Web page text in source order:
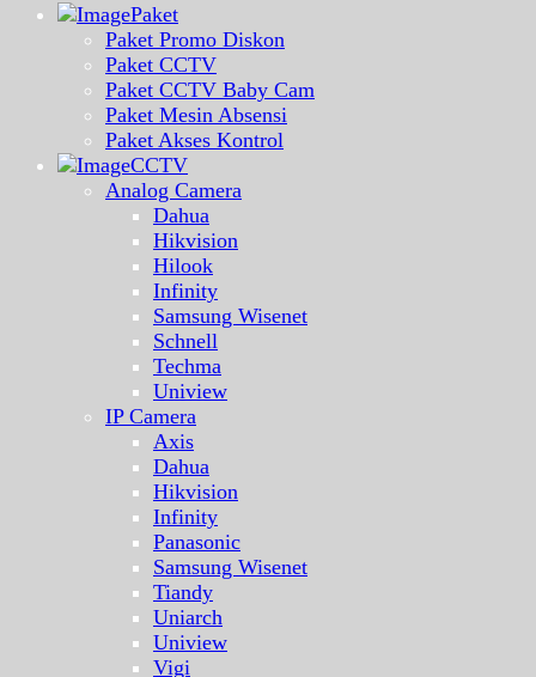
Paket
Paket Promo Diskon
Paket CCTV
Paket CCTV Baby Cam
Paket Mesin Absensi
Paket Akses Kontrol
CCTV
Analog Camera
Dahua
Hikvision
Hilook
Infinity
Samsung Wisenet
Schnell
Techma
Uniview
IP Camera
Axis
Dahua
Hikvision
Infinity
Panasonic
Samsung Wisenet
Tiandy
Uniarch
Uniview
Vigi